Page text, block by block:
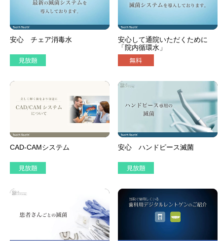
安心 チェア消毒水
安心して通院いただくために
「院内循環水」
CAD-CAMシステム 安心 ハンドピース滅菌